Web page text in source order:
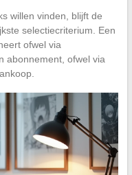
willen vinden, blijft de
selectiecriterium. Een
ofwel via
abonnement, ofwel via